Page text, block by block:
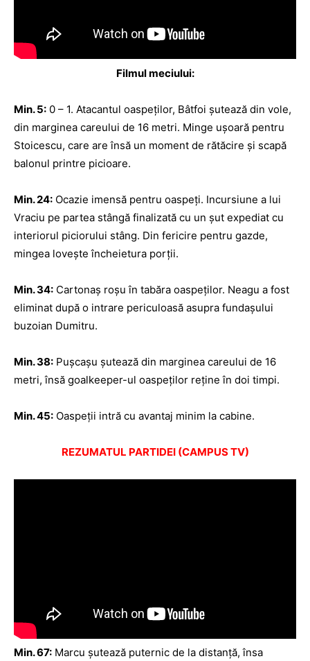
Filmul meciului:
Min. 5: 0 – 1. Atacantul oaspeţilor, Bâtfoi şutează din vole,
din marginea careului de 16 metri. Minge uşoară pentru
Stoicescu, care are însă un moment de rătăcire şi scapă
balonul printre picioare.
Min. 24: Ocazie imensă pentru oaspeţi. Incursiune a lui
Vraciu pe partea stângă finalizată cu un şut expediat cu
interiorul piciorului stâng. Din fericire pentru gazde,
mingea loveşte încheietura porţii.
Min. 34: Cartonaş roşu în tabăra oaspeţilor. Neagu a fost
eliminat după o intrare periculoasă asupra fundaşului
buzoian Dumitru.
Min. 38: Puşcaşu şutează din marginea careului de 16
metri, însă goalkeeper-ul oaspeţilor reţine în doi timpi.
Min. 45: Oaspeţii intră cu avantaj minim la cabine.
REZUMATUL PARTIDEI (CAMPUS TV)
Min. 67: Marcu şutează puternic de la distanţă, însa